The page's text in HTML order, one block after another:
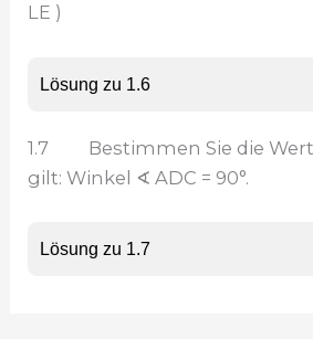
LE )
Lösung zu 1.6
1.7 Bestimmen Sie die
gilt: Winkel ∢ ADC = 90°.
Lösung zu 1.7